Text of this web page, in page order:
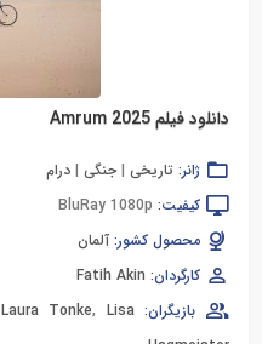
دانلود فیلم Amrum 2025
ژانر: تاریخی | جنگی | درام
کیفیت: BluRay 1080p
محصول کشور: آلمان
کارگردان: Fatih Akin
بازیگران:
Laura Tonke, Lisa